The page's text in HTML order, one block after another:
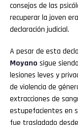
consejos de las
recuperar la joven
declaración judicial.
A pesar de esta
Moyano sigue
lesiones leves y
de violencia de
extracciones de
estupefacientes en
fue trasladado